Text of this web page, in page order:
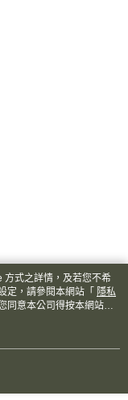
方式之詳情，及若您不希
定，請參閱本網站「 隱私
同意本公司得按本網站使